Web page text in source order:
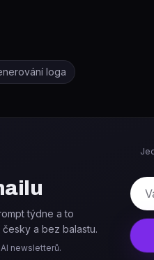
loga
týdne a to
a bez balastu.
newsletterů.
E-